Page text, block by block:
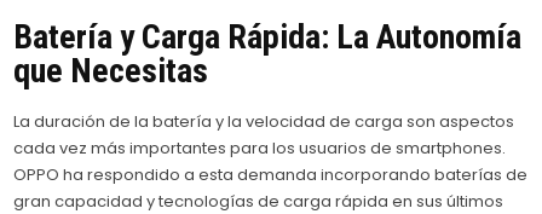
Batería y Carga Rápida: La Autonomía
que Necesitas
La duración de la batería y la velocidad de carga son aspectos
cada vez más importantes para los usuarios de smartphones.
OPPO ha respondido a esta demanda incorporando baterías de
gran capacidad y tecnologías de carga rápida en sus últimos